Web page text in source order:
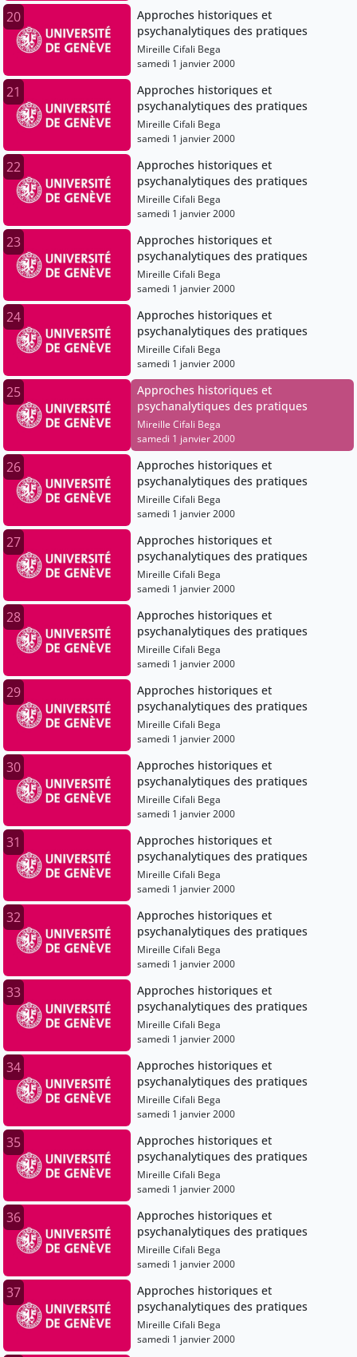
20
Approches historiques et
psychanalytiques des pratiques
Mireille Cifali Bega
samedi 1 janvier 2000
21
Approches historiques et
psychanalytiques des pratiques
Mireille Cifali Bega
samedi 1 janvier 2000
22
Approches historiques et
psychanalytiques des pratiques
Mireille Cifali Bega
samedi 1 janvier 2000
23
Approches historiques et
psychanalytiques des pratiques
Mireille Cifali Bega
samedi 1 janvier 2000
24
Approches historiques et
psychanalytiques des pratiques
Mireille Cifali Bega
samedi 1 janvier 2000
25
Approches historiques et
psychanalytiques des pratiques
Mireille Cifali Bega
samedi 1 janvier 2000
26
Approches historiques et
psychanalytiques des pratiques
Mireille Cifali Bega
samedi 1 janvier 2000
27
Approches historiques et
psychanalytiques des pratiques
Mireille Cifali Bega
samedi 1 janvier 2000
28
Approches historiques et
psychanalytiques des pratiques
Mireille Cifali Bega
samedi 1 janvier 2000
29
Approches historiques et
psychanalytiques des pratiques
Mireille Cifali Bega
samedi 1 janvier 2000
30
Approches historiques et
psychanalytiques des pratiques
Mireille Cifali Bega
samedi 1 janvier 2000
31
Approches historiques et
psychanalytiques des pratiques
Mireille Cifali Bega
samedi 1 janvier 2000
32
Approches historiques et
psychanalytiques des pratiques
Mireille Cifali Bega
samedi 1 janvier 2000
33
Approches historiques et
psychanalytiques des pratiques
Mireille Cifali Bega
samedi 1 janvier 2000
34
Approches historiques et
psychanalytiques des pratiques
Mireille Cifali Bega
samedi 1 janvier 2000
35
Approches historiques et
psychanalytiques des pratiques
Mireille Cifali Bega
samedi 1 janvier 2000
36
Approches historiques et
psychanalytiques des pratiques
Mireille Cifali Bega
samedi 1 janvier 2000
37
Approches historiques et
psychanalytiques des pratiques
Mireille Cifali Bega
samedi 1 janvier 2000